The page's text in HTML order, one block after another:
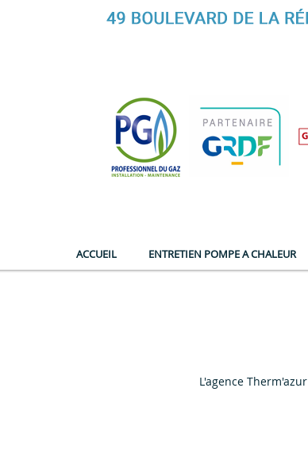
ACCUEIL ENTRETIEN POMPE A CHALEUR
L'agence